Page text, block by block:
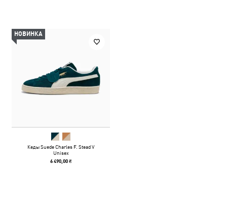
НОВИНКА
Кеды Suede Charles F. Stead V
Unisex
6 490,00 ₴